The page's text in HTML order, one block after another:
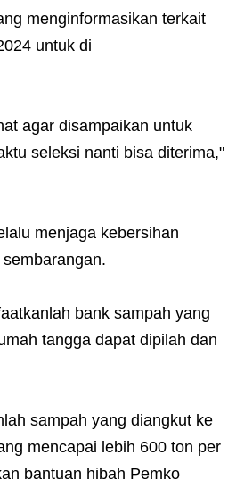
menginformasikan terkait
untuk di
agar disampaikan untuk
seleksi nanti bisa diterima,"
menjaga kebersihan
bank sampah yang
tangga dapat dipilah dan
sampah yang diangkut ke
mencapai lebih 600 ton per
bantuan hibah Pemko